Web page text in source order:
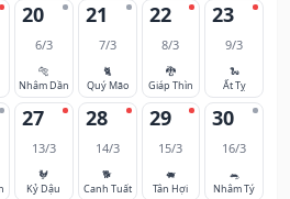
20
6/3
🐅
Nhâm Dần
21
7/3
🐈
Quý Mão
22
8/3
🐉
Giáp Thìn
23
9/3
🐍
Ất Tỵ
27
13/3
🐓
Kỷ Dậu
28
14/3
🐕
Canh Tuất
29
15/3
🐖
Tân Hợi
30
16/3
🐀
Nhâm Tý